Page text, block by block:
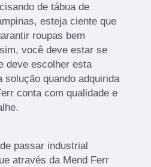
de tábua de
esteja ciente que
roupas bem
você deve estar se
deve escolher esta
solução quando adquirida
conta com qualidade e
passar industrial
através da Mend Ferr